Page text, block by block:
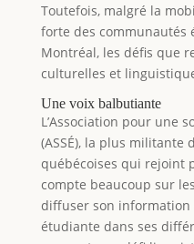
Toutefois, malgré la
forte des communautés
Montréal, les défis que
culturelles et
Une voix balbutiante
L’Association pour une
(ASSÉ), la plus
québécoises qui rejoint
compte beaucoup sur
diffuser son
étudiante dans ses